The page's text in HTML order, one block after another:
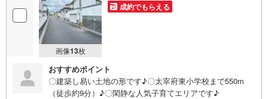
画像13枚
成約でもらえる
おすすめポイント
〇建築し易い土地の形です♪〇太宰府東小学校まで550m
（徒歩約9分）♪〇閑静な人気子育てエリアです♪